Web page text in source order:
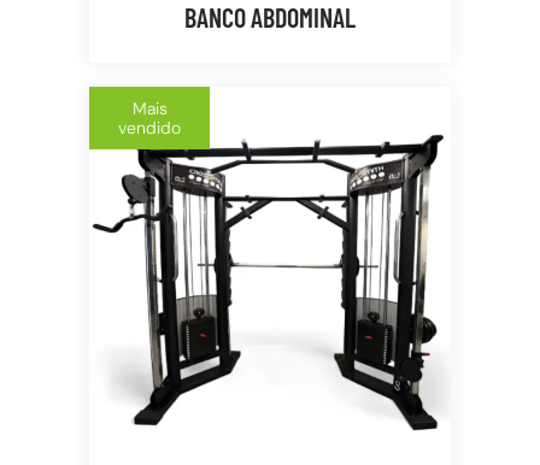
BANCO ABDOMINAL
Mais
vendido